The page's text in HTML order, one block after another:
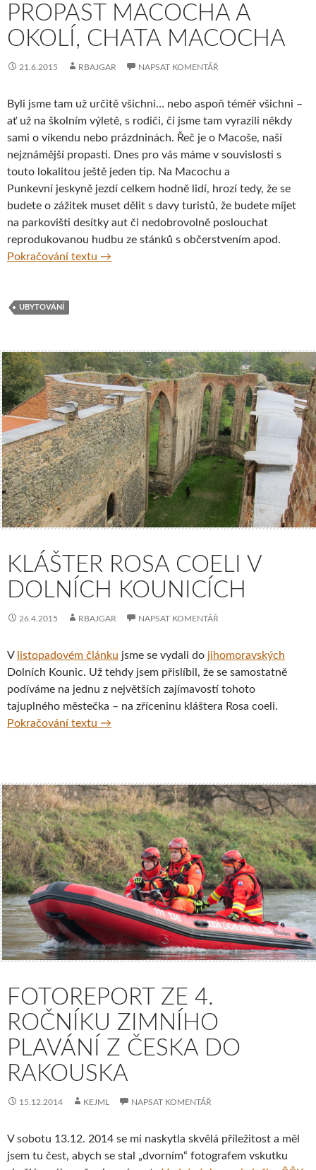
PROPAST MACOCHA A
OKOLÍ, CHATA MACOCHA
21.6.2015 RBAJGAR NAPSAT KOMENTÁŘ
Byli jsme tam už určitě všichni… nebo aspoň téměř všichni –
ať už na školním výletě, s rodiči, či jsme tam vyrazili někdy
sami o víkendu nebo prázdninách. Řeč je o Macoše, naší
nejznámější propasti. Dnes pro vás máme v souvislosti s
touto lokalitou ještě jeden tip. Na Macochu a
Punkevní jeskyně jezdí celkem hodně lidí, hrozí tedy, že se
budete o zážitek muset dělit s davy turistů, že budete míjet
na parkovišti desítky aut či nedobrovolně poslouchat
reprodukovanou hudbu ze stánků s občerstvením apod.
Pokračování textu Propast Macocha a okolí, chata Macocha
→
UBYTOVÁNÍ
KLÁŠTER ROSA COELI V
DOLNÍCH KOUNICÍCH
26.4.2015 RBAJGAR NAPSAT KOMENTÁŘ
V listopadovém článku jsme se vydali do jihomoravských
Dolních Kounic. Už tehdy jsem přislíbil, že se samostatně
podíváme na jednu z největších zajímavostí tohoto
tajuplného městečka – na zříceninu kláštera Rosa coeli.
Pokračování textu Klášter Rosa coeli v Dolních Kounicích
→
FOTOREPORT ZE 4.
ROČNÍKU ZIMNÍHO
PLAVÁNÍ Z ČESKA DO
RAKOUSKA
15.12.2014 KEJML NAPSAT KOMENTÁŘ
V sobotu 13.12. 2014 se mi naskytla skvělá příležitost a měl
jsem tu čest, abych se stal „dvorním“ fotografem vskutku